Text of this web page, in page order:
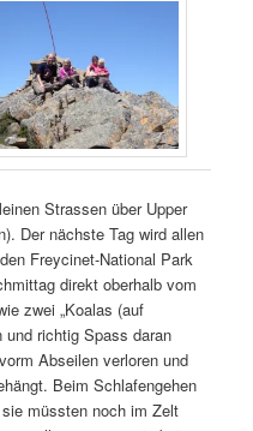
Strassen über Upper
Der nächste Tag wird allen
Freycinet-National Park
direkt oberhalb vom
zwei „Koalas (auf
und richtig Spass daran
Abseilen verloren und
Beim Schlafengehen
müssten noch im Zelt